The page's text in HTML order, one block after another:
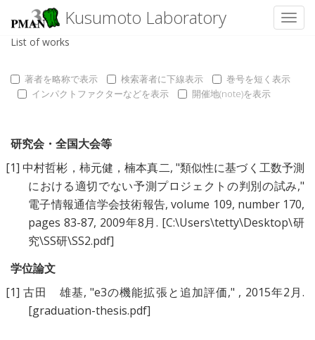
Kusumoto Laboratory
List of works
著者を略称で表示 検索著者に下線表示
巻号を短く表示
インパクトファクターなどを表示
開催地(note)を表示
研究会・全国大会等
[1] 中村哲彬，柿元健，楠本真二, "類似性に基づく工数予測
における適切でない予測プロジェクトの判別の試み,"
電子情報通信学会技術報告, volume 109, number 170,
pages 83-87, 2009年8月. [C:\Users\tetty\Desktop\研
究\SS研\SS2.pdf]
学位論文
[1] 古田 雄基, "e3の機能拡張と追加評価," , 2015年2月.
[graduation-thesis.pdf]